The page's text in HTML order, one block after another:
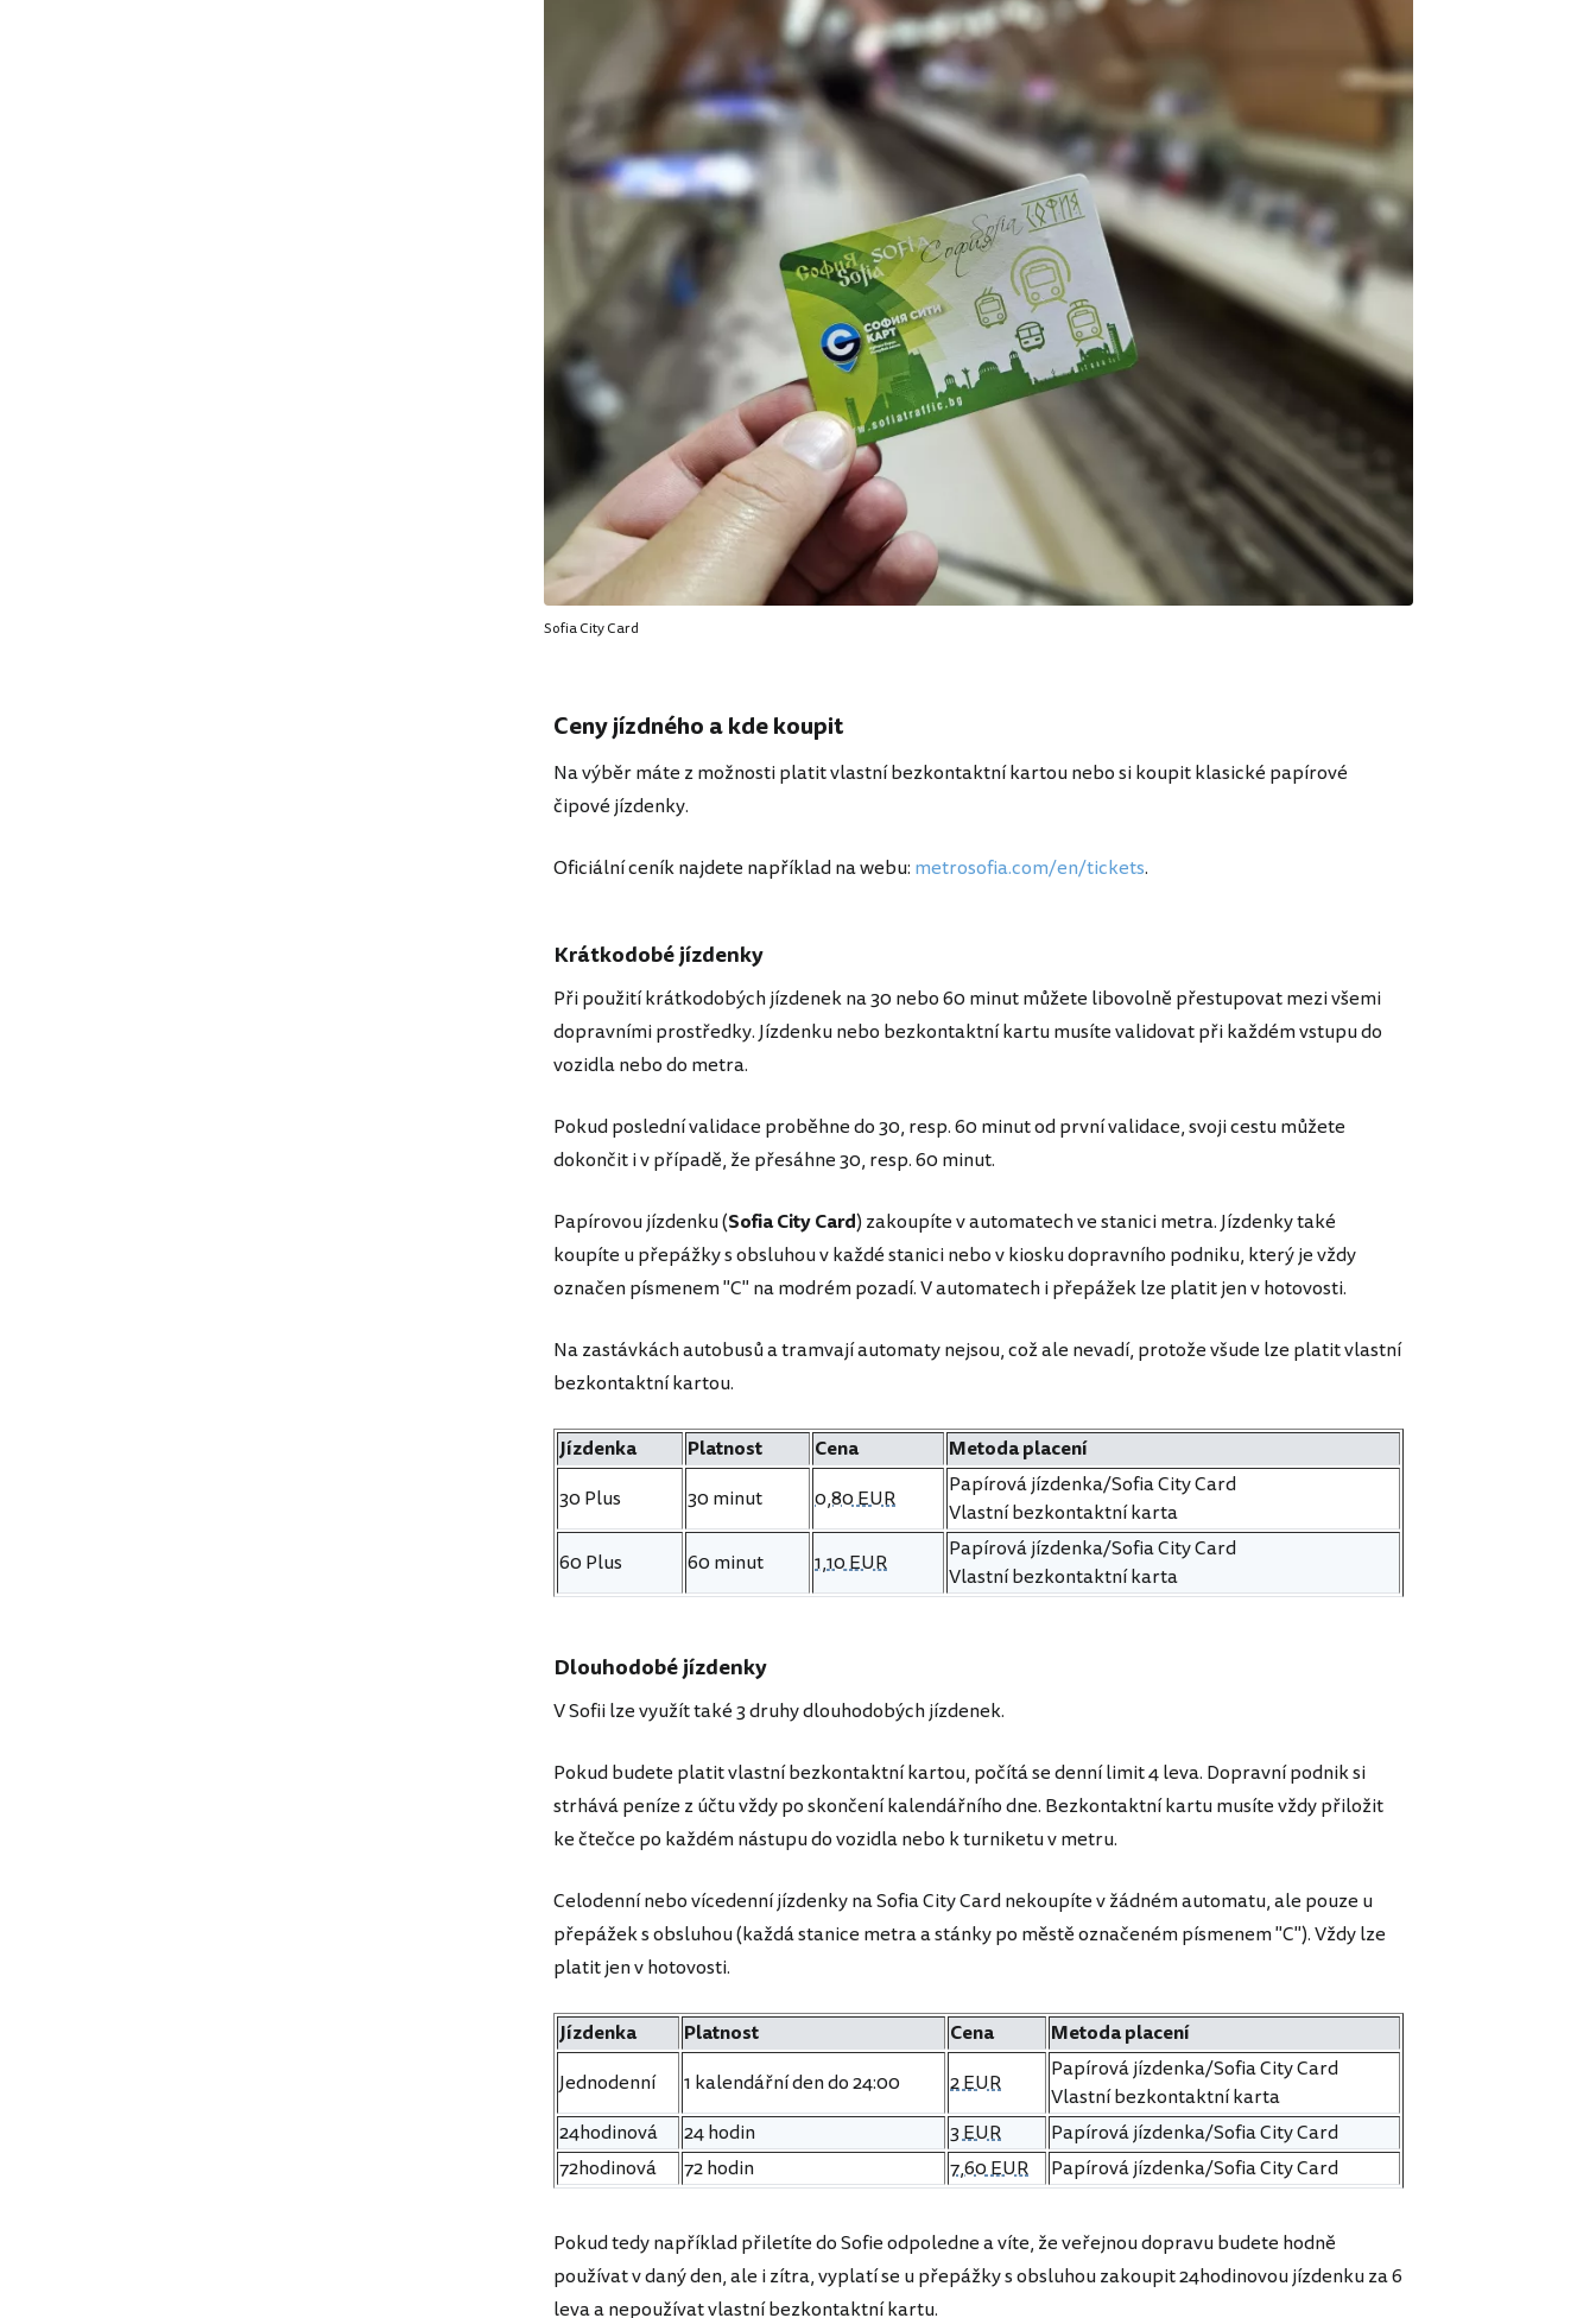
Sofia City Card
Ceny jízdného a kde koupit
Na výběr máte z možnosti platit vlastní bezkontaktní kartou nebo si koupit klasické papírové
čipové jízdenky.
Oficiální ceník najdete například na webu: metrosofia.com/en/tickets.
Krátkodobé jízdenky
Při použití krátkodobých jízdenek na 30 nebo 60 minut můžete libovolně přestupovat mezi všemi
dopravními prostředky. Jízdenku nebo bezkontaktní kartu musíte validovat při každém vstupu do
vozidla nebo do metra.
Pokud poslední validace proběhne do 30, resp. 60 minut od první validace, svoji cestu můžete
dokončit i v případě, že přesáhne 30, resp. 60 minut.
Papírovou jízdenku (Sofia City Card) zakoupíte v automatech ve stanici metra. Jízdenky také
koupíte u přepážky s obsluhou v každé stanici nebo v kiosku dopravního podniku, který je vždy
označen písmenem "C" na modrém pozadí. V automatech i přepážek lze platit jen v hotovosti.
Na zastávkách autobusů a tramvají automaty nejsou, což ale nevadí, protože všude lze platit vlastní
bezkontaktní kartou.
Jízdenka Platnost Cena
Metoda placení
30 Plus
30 minut 0,80 EUR
Papírová jízdenka/Sofia City Card
Vlastní bezkontaktní karta
60 Plus
60 minut 1,10 EUR
Papírová jízdenka/Sofia City Card
Vlastní bezkontaktní karta
Dlouhodobé jízdenky
V Sofii lze využít také 3 druhy dlouhodobých jízdenek.
Pokud budete platit vlastní bezkontaktní kartou, počítá se denní limit 4 leva. Dopravní podnik si
strhává peníze z účtu vždy po skončení kalendářního dne. Bezkontaktní kartu musíte vždy přiložit
ke čtečce po každém nástupu do vozidla nebo k turniketu v metru.
Celodenní nebo vícedenní jízdenky na Sofia City Card nekoupíte v žádném automatu, ale pouze u
přepážek s obsluhou (každá stanice metra a stánky po městě označeném písmenem "C"). Vždy lze
platit jen v hotovosti.
Jízdenka Platnost Cena
Metoda placení
Jednodenní
1 kalendářní den do 24:00 2 EUR
Papírová jízdenka/Sofia City Card
Vlastní bezkontaktní karta
24hodinová
24 hodin 3 EUR
Papírová jízdenka/Sofia City Card
72hodinová
72 hodin 7,60 EUR Papírová jízdenka/Sofia City Card
Pokud tedy například přiletíte do Sofie odpoledne a víte, že veřejnou dopravu budete hodně
používat v daný den, ale i zítra, vyplatí se u přepážky s obsluhou zakoupit 24hodinovou jízdenku za 6
leva a nepoužívat vlastní bezkontaktní kartu.